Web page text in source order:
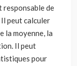
responsable de
Il peut calculer
la moyenne, la
Il peut
pour